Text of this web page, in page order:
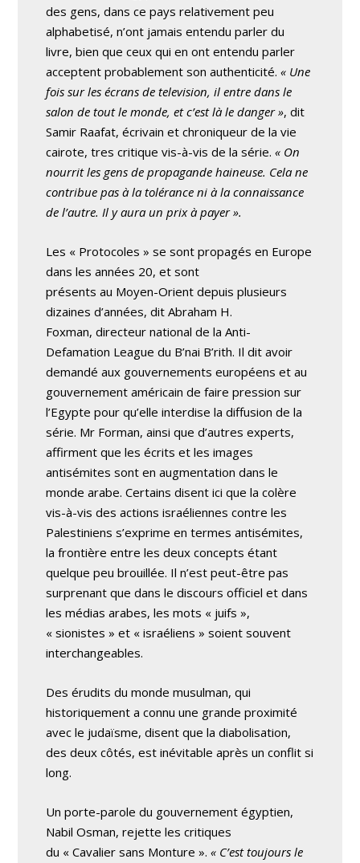
des gens, dans ce pays relativement peu
alphabetisé, n’ont jamais entendu parler du
livre, bien que ceux qui en ont entendu parler
acceptent probablement son authenticité.« Une
fois sur les écrans de television, il entre dans le
salon de tout le monde, et c’est là le danger », dit
Samir Raafat, écrivain et chroniqueur de la vie
cairote, tres critique vis-à-vis de la série.« On
nourrit les gens de propagande haineuse. Cela ne
contribue pas à la tolérance ni à la connaissance
de l’autre. Il y aura un prix à payer ».
Les « Protocoles » se sont propagés en Europe
dans les années 20, et sont
présents au Moyen-Orient depuis plusieurs
dizaines d’années, dit Abraham H.
Foxman, directeur national de la Anti-
Defamation League du B’nai B’rith. Il dit avoir
demandé aux gouvernements européens et au
gouvernement américain de faire pression sur
l’Egypte pour qu’elle interdise la diffusion de la
série. Mr Forman, ainsi que d’autres experts,
affirment que les écrits et les images
antisémites sont en augmentation dans le
monde arabe. Certains disent ici que la colère
vis-à-vis des actions israéliennes contre les
Palestiniens s’exprime en termes antisémites,
la frontière entre les deux concepts étant
quelque peu brouillée. Il n’est peut-être pas
surprenant que dans le discours officiel et dans
les médias arabes, les mots « juifs »,
« sionistes » et « israéliens » soient souvent
interchangeables.
Des érudits du monde musulman, qui
historiquement a connu une grande proximité
avec le judaïsme, disent que la diabolisation,
des deux côtés, est inévitable après un conflit si
long.
Un porte-parole du gouvernement égyptien,
Nabil Osman, rejette les critiques
du « Cavalier sans Monture ».« C’est toujours le